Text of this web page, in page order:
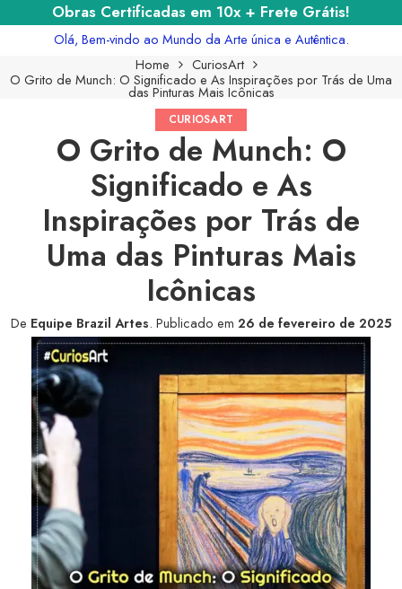
Obras Certificadas em 10x + Frete Grátis!
Olá, Bem-vindo ao Mundo da Arte única e Autêntica.
Home
CuriosArt
O Grito de Munch: O Significado e As Inspirações por Trás de Uma
das Pinturas Mais Icônicas
CURIOSART
O Grito de Munch: O
Significado e As
Inspirações por Trás de
Uma das Pinturas Mais
Icônicas
De Equipe Brazil Artes. Publicado em 26 de fevereiro de 2025